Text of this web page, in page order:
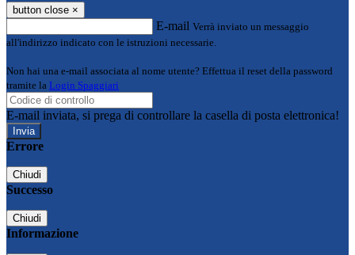
button close ×
E-mail Verrà inviato un messaggio
all'indirizzo indicato con le istruzioni necessarie.
Non hai una e-mail associata al nome utente? Effettua il reset della password
tramite la Login Spaggiari
E-mail inviata, si prega di controllare la casella di posta elettronica!
Errore
Chiudi
Successo
Chiudi
Informazione